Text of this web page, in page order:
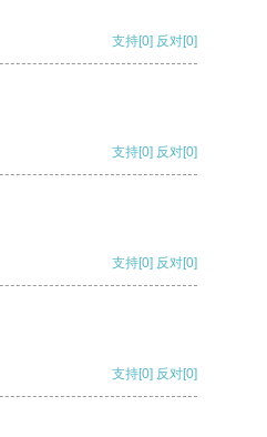
支持[0] 反对[0]
支持[0] 反对[0]
支持[0] 反对[0]
支持[0] 反对[0]